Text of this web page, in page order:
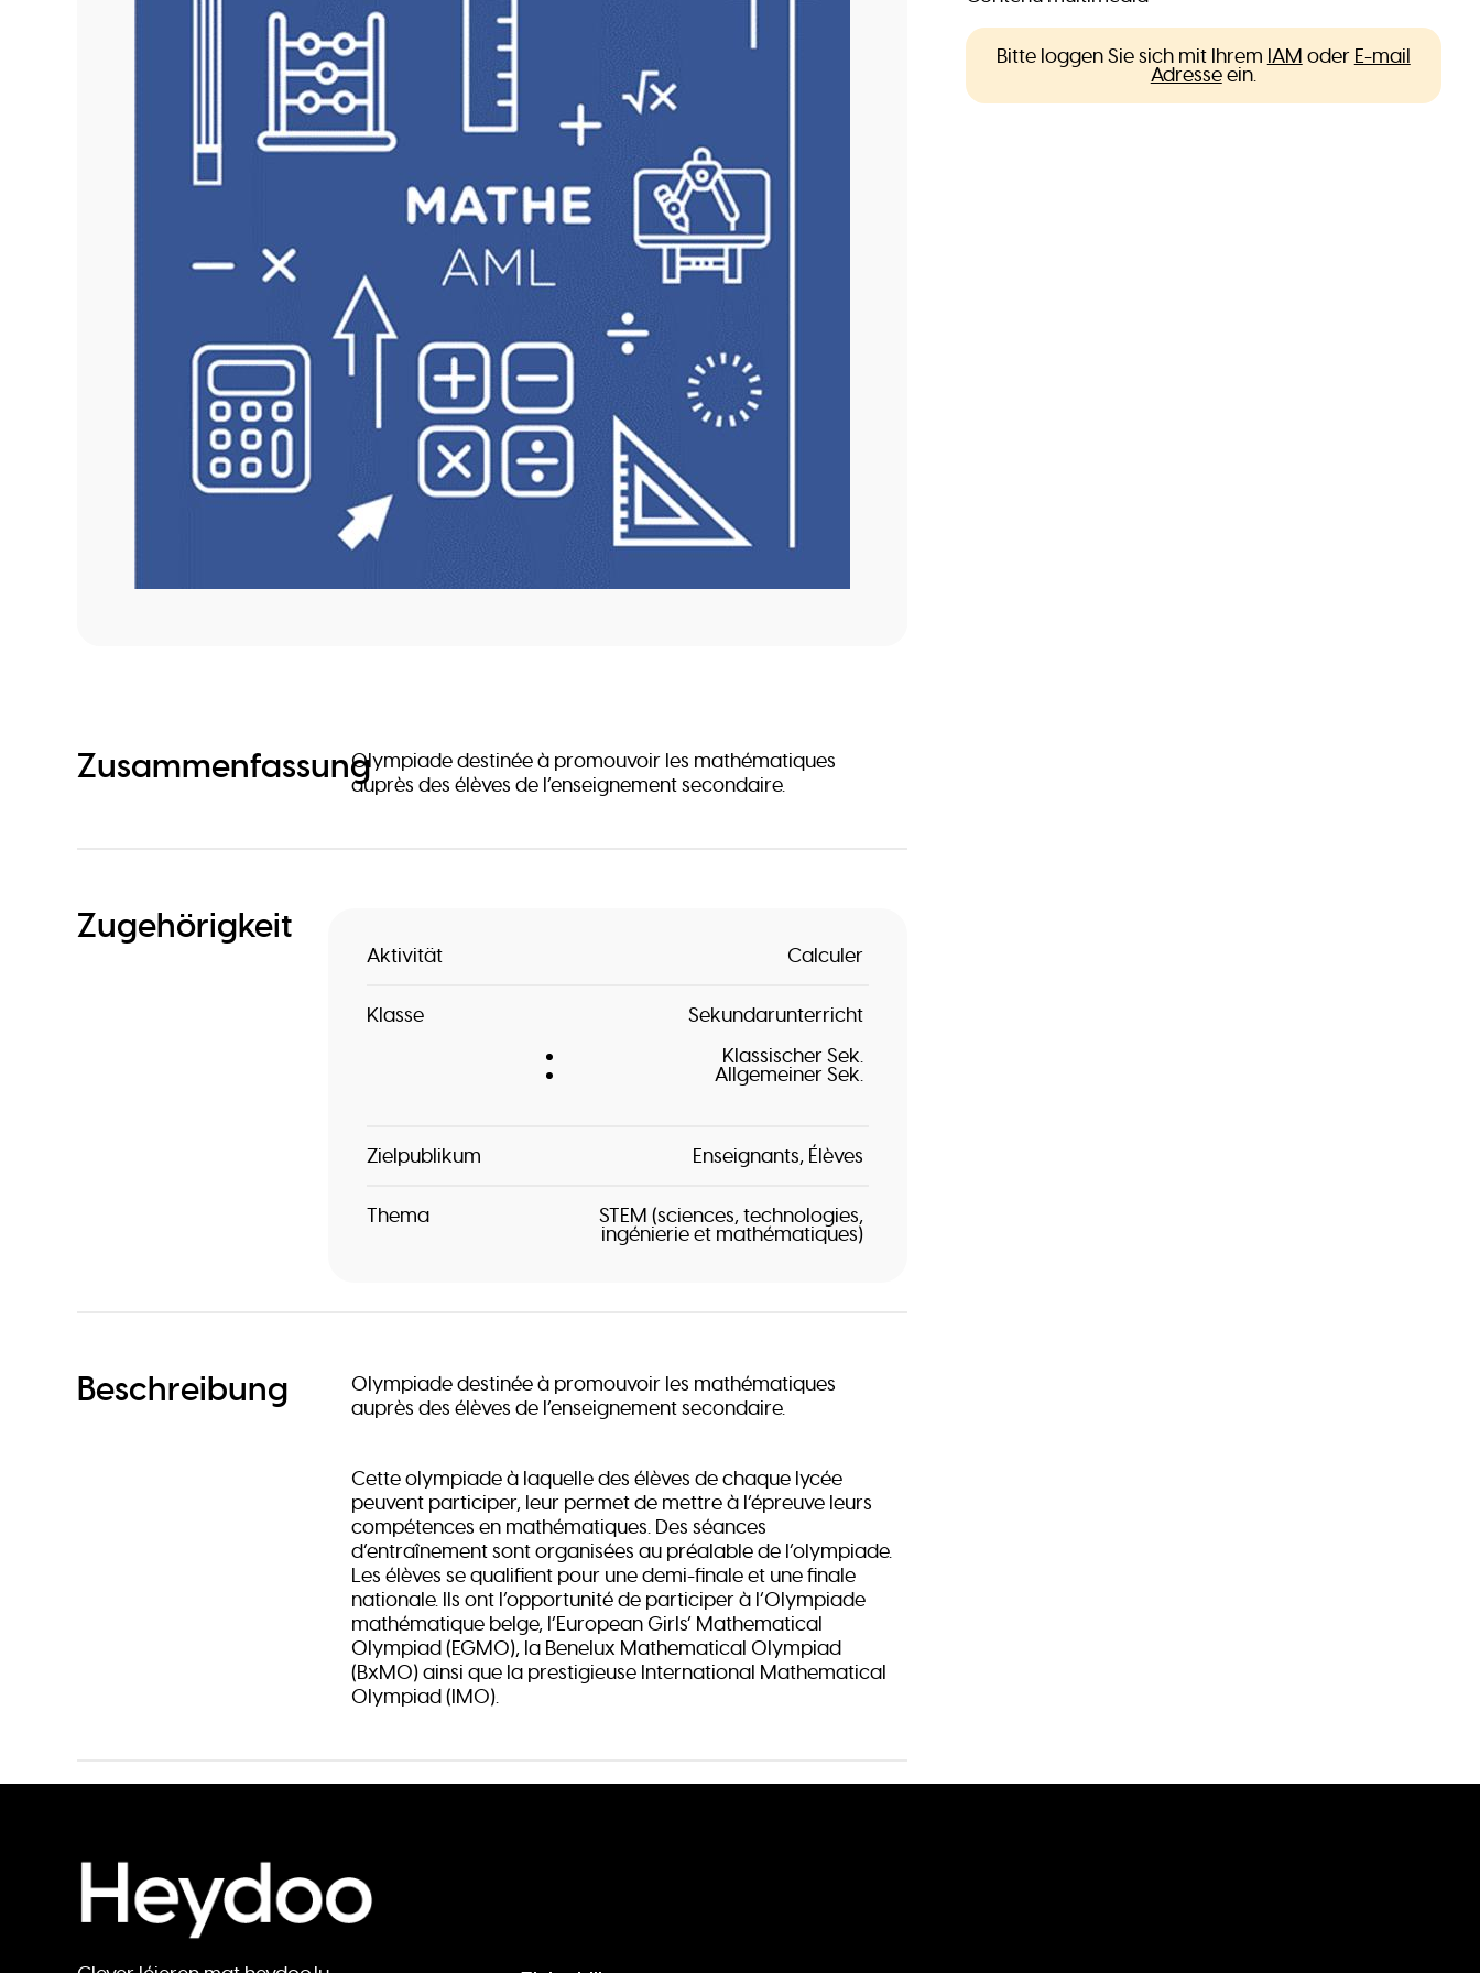
ZusammenfassungOlympiade destinée à promouvoir les mathématiques
auprès des élèves de l’enseignement secondaire.
Zugehörigkeit
Aktivität Calculer
Klasse
Sekundarunterricht
Klassischer Sek.
Allgemeiner Sek.
Zielpublikum Enseignants Élèves
Thema STEM (sciences, technologies,
ingénierie et mathématiques)
Beschreibung
Olympiade destinée à promouvoir les mathématiques
auprès des élèves de l’enseignement secondaire.
Cette olympiade à laquelle des élèves de chaque lycée
peuvent participer, leur permet de mettre à l’épreuve leurs
compétences en mathématiques. Des séances
d’entraînement sont organisées au préalable de l’olympiade.
Les élèves se qualifient pour une demi-finale et une finale
nationale. Ils ont l’opportunité de participer à l’Olympiade
mathématique belge, l’European Girls’ Mathematical
Olympiad (EGMO), la Benelux Mathematical Olympiad
(BxMO) ainsi que la prestigieuse International Mathematical
Olympiad (IMO).
Bitte loggen Sie sich mit Ihrem IAM oder E-mail
Adresseein.